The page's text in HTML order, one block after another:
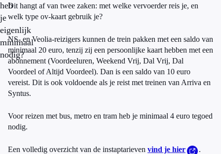
heb
je
eigenlijk
minimaal
nodig?
Dit hangt af van twee zaken: met welke vervoerder reis je, en
welk type ov-kaart gebruik je?
NS- en Veolia-reizigers kunnen de trein pakken met een saldo van
minimaal 20 euro, tenzij zij een persoonlijke kaart hebben met een
abonnement (Voordeeluren, Weekend Vrij, Dal Vrij, Dal
Voordeel of Altijd Voordeel). Dan is een saldo van 10 euro
vereist. Dit is ook voldoende als je reist met treinen van Arriva en
Syntus.
Voor reizen met bus, metro en tram heb je minimaal 4 euro tegoed
nodig.
Een volledig overzicht van de instaptarieven vind je hier .